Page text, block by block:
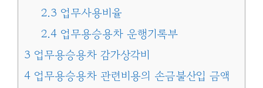
2.3 업무사용비율
2.4업무용승용차 운행기록부
3 업무용승용차 감가상각비
4 업무용승용차 관련비용의 손금불산입 금액